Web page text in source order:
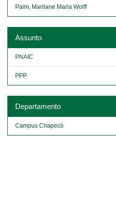
Paim, Marilane Maria Wolff
Assunto
PNAIC
PPP
Departamento
Campus Chapecó